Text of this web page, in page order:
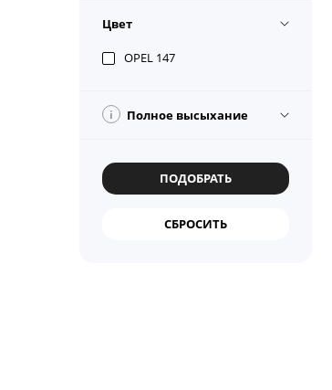
Цвет
OPEL 147
i Полное высыхание